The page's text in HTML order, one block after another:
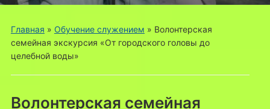
меню
Главная » Обучение служением » Волонтерская
семейная экскурсия «От городского головы до
целебной воды»
Волонтерская семейная